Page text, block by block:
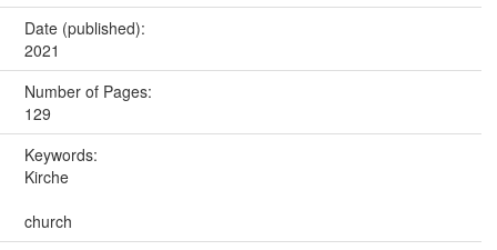
Date (published):
2021
Number of Pages:
129
Keywords:
Kirche
church